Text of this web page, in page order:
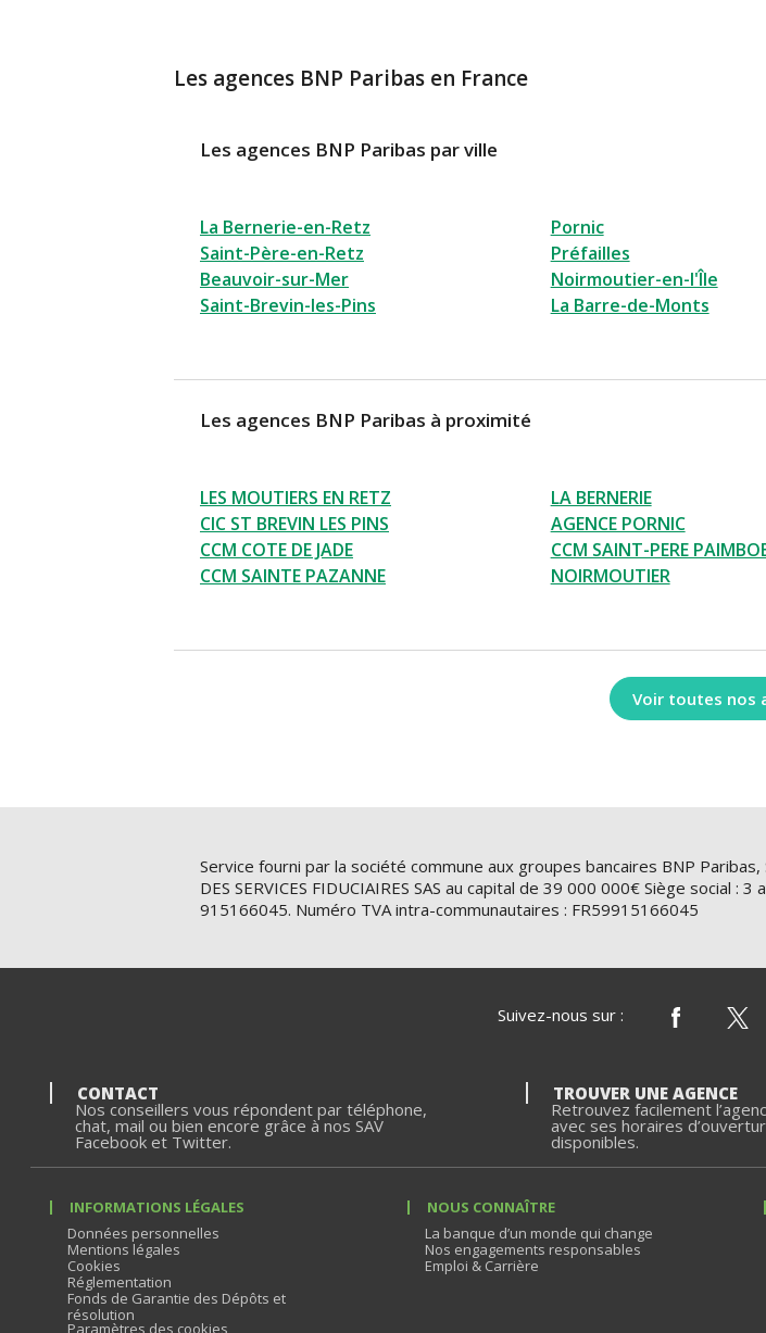
Les agences BNP Paribas en France
Les agences BNP Paribas par ville
La Bernerie-en-Retz Pornic
Saint-Père-en-Retz
Préfailles
Beauvoir-sur-Mer
Noirmoutier-en-l'Île
Saint-Brevin-les-Pins
La Barre-de-Monts
Les agences BNP Paribas à proximité
LES MOUTIERS EN RETZ LA BERNERIE
CIC ST BREVIN LES PINS
AGENCE PORNIC
CCM COTE DE JADE
CCM SAINT-PERE
CCM SAINTE PAZANNE
NOIRMOUTIER
Voir toutes nos
Service fourni par la société commune aux groupes bancaires BNP
DES SERVICES FIDUCIAIRES SAS au capital de 39 000 000€ Siège social :
915166045. Numéro TVA intra-communautaires : FR59915166045
Suivez-nous sur :
CONTACT
Nos conseillers vous répondent par téléphone,
chat, mail ou bien encore grâce à nos SAV
Facebook et Twitter.
TROUVER UNE AGENCE
Retrouvez facilement
avec ses horaires
disponibles.
INFORMATIONS LÉGALES
Données personnelles
Mentions légales
Cookies
Réglementation
Fonds de Garantie des Dépôts et
résolution
Paramètres des cookies
NOUS CONNAÎTRE
La banque d’un monde qui change
Nos engagements responsables
Emploi & Carrière